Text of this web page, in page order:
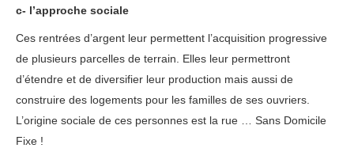
c- l’approche sociale
Ces rentrées d’argent leur permettent l’acquisition progressive
de plusieurs parcelles de terrain. Elles leur permettront
d’étendre et de diversifier leur production mais aussi de
construire des logements pour les familles de ses ouvriers.
L’origine sociale de ces personnes est la rue … Sans Domicile
Fixe !